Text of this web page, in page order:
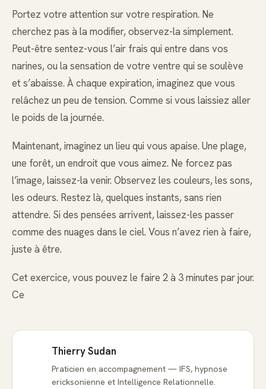
Portez votre attention sur votre respiration. Ne
cherchez pas à la modifier, observez-la simplement.
Peut-être sentez-vous l’air frais qui entre dans vos
narines, ou la sensation de votre ventre qui se soulève
et s’abaisse. À chaque expiration, imaginez que vous
relâchez un peu de tension. Comme si vous laissiez aller
le poids de la journée.
Maintenant, imaginez un lieu qui vous apaise. Une plage,
une forêt, un endroit que vous aimez. Ne forcez pas
l’image, laissez-la venir. Observez les couleurs, les sons,
les odeurs. Restez là, quelques instants, sans rien
attendre. Si des pensées arrivent, laissez-les passer
comme des nuages dans le ciel. Vous n’avez rien à faire,
juste à être.
Cet exercice, vous pouvez le faire 2 à 3 minutes par jour.
Ce
Thierry Sudan
Praticien en accompagnement — IFS, hypnose
ericksonienne et Intelligence Relationnelle.